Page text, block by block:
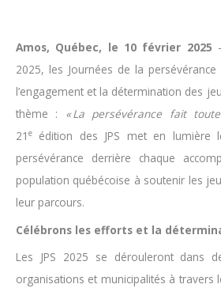
Amos, Québec, le 10 février 2025
2025, les Journées de la persévérance
l’engagement et la détermination des
thème : «La persévérance fait
21 e
édition des JPS met en lumière
persévérance derrière chaque
population québécoise à soutenir les
leur parcours.
Célébrons les efforts et la
Les JPS 2025 se dérouleront dans
organisations et municipalités à travers